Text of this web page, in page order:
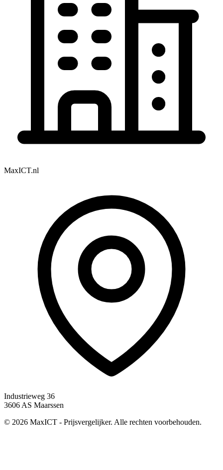
MaxICT.nl
Industrieweg 36
3606 AS Maarssen
© 2026 MaxICT - Prijsvergelijker. Alle rechten voorbehouden.